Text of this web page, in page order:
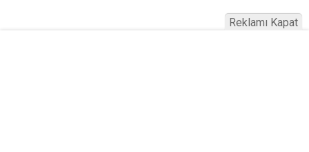
Reklamı Kapat